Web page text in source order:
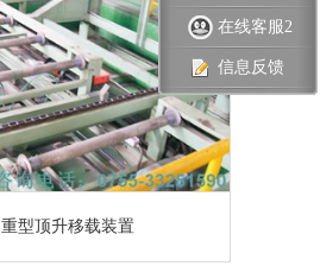
重型顶升移载装置
在线客服2
信息反馈